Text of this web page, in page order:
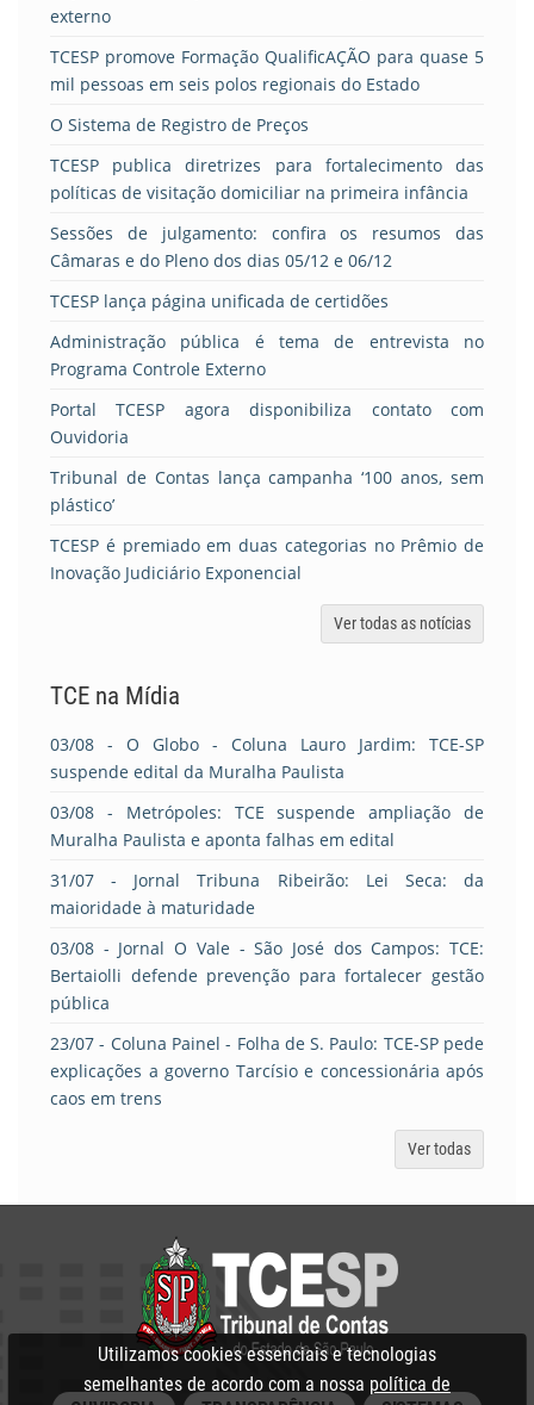
externo
TCESP promove Formação QualificAÇÃO para quase 5
mil pessoas em seis polos regionais do Estado
O Sistema de Registro de Preços
TCESP publica diretrizes para fortalecimento das
políticas de visitação domiciliar na primeira infância
Sessões de julgamento: confira os resumos das
Câmaras e do Pleno dos dias 05/12 e 06/12
TCESP lança página unificada de certidões
Administração pública é tema de entrevista no
Programa Controle Externo
Portal TCESP agora disponibiliza contato com
Ouvidoria
Tribunal de Contas lança campanha ‘100 anos, sem
plástico’
TCESP é premiado em duas categorias no Prêmio de
Inovação Judiciário Exponencial
Ver todas as notícias
TCE na Mídia
03/08 - O Globo - Coluna Lauro Jardim: TCE-SP
suspende edital da Muralha Paulista
03/08 - Metrópoles: TCE suspende ampliação de
Muralha Paulista e aponta falhas em edital
31/07 - Jornal Tribuna Ribeirão: Lei Seca: da
maioridade à maturidade
03/08 - Jornal O Vale - São José dos Campos: TCE:
Bertaiolli defende prevenção para fortalecer gestão
pública
23/07 - Coluna Painel - Folha de S. Paulo: TCE-SP pede
explicações a governo Tarcísio e concessionária após
caos em trens
Ver todas
Utilizamos cookies essenciais e tecnologias
semelhantes de acordo com a nossa política de